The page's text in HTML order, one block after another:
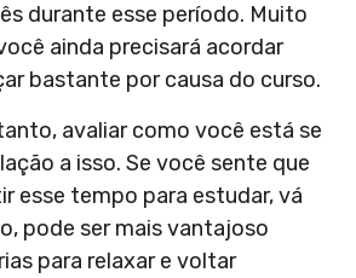
durante esse período. Muito
ainda precisará acordar
bastante por causa do curso.
avaliar como você está se
a isso. Se você sente que
esse tempo para estudar, vá
pode ser mais vantajoso
para relaxar e voltar